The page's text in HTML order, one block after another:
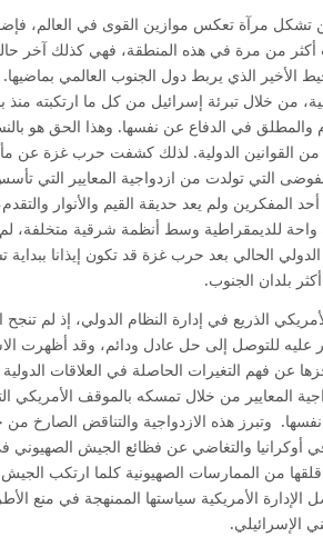
تشكل مرآة تعكس موازين القوى في العالم،
أكثر من مرة في هذه المنطقة، فهي كذلك آخر
الأخير الذي يربط دول الجنوب العالمي
من خلال تبرئة إسرائيل من كل ما ارتكبته منذ
في الدفاع عن نفسها. وهذا الحق هو
من القوانين الدولية. لذلك كشفت حرب غزة عن
التي تولدت من ازدواجية المعايير التي
المفكرين ولم يعد حديقة القيم والأنوار
واحة للديمقراطية وسط أنظمة شرقية متخلفة، لم
الحالي بعد حرب غزة قد تكون إيذانا ببداية
بلدان الجنوب.
الذريع في إدارة النظام الدولي، إذ لم تنجح
عليه للتوصل إلى حل عادل ودائم، وقد أظهرت
عن فهم التغيرات الحاصلة في العلاقات
المعايير من خلال تمسكه بالموقف الأمريكي
وتبرز هذه الازدواجية والتناقض الصارخ من
أوكرانيا والتغاضي عن فظائع الجيش
قلقها من الممارسات الصهيونية كلما ارتكب
الأمريكية سياستها الممنهجة في منع
الإسرائيلي.